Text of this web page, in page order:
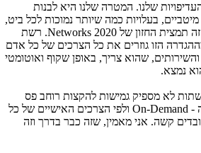
שלנו. המטרה שלנו היא לבנות
בעלויות כמה שיותר נמוכות לכל ביט,
עם מכסימום פרסונליזציה. זה תמצית החזון של Networks 2020. רשת
הזו גוזרים את כל הצרכים של כל אדם
שהוא צריך, באופן שקוף ואוטומטי
נמצא.
לא מספיק גמישות להקצות רוחב פס
ויישומים לפי צריכה משתנה - On-Demand ולפי הצרכים האישיים של כל
קשה. אני מאמין, שזה כבר בדרך וזה